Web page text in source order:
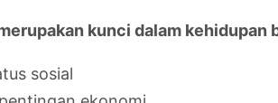
kunci dalam
sosial